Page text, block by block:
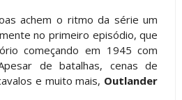
achem o ritmo da série um
no primeiro episódio, que
começando em 1945 com
de batalhas, cenas de
e muito mais, Outlander